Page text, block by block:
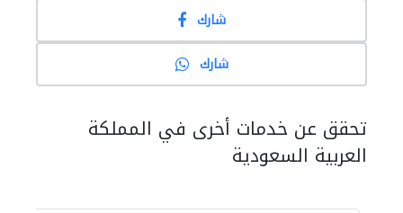
شارك
شارك
تحقق عن خدمات أخرى في المملكة
العربية السعودية